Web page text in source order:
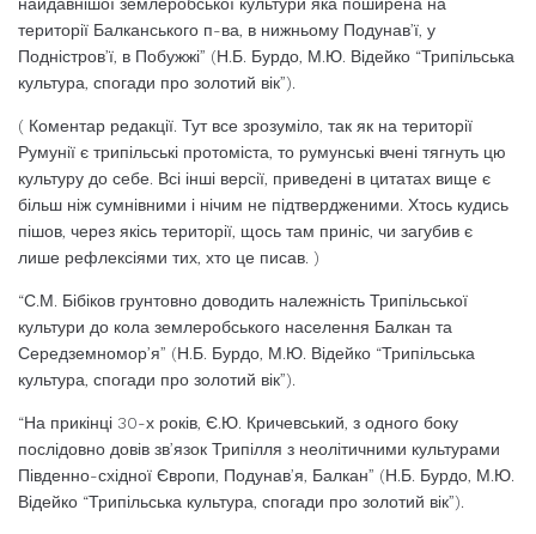
найдавнішої землеробської культури яка поширена на
території Балканського п-ва, в нижньому Подунав’ї, у
Подністров’ї, в Побужжі” (Н.Б. Бурдо, М.Ю. Відейко “Трипільська
культура, спогади про золотий вік”).
( Коментар редакції. Тут все зрозуміло, так як на території
Румунії є трипільські протоміста, то румунські вчені тягнуть цю
культуру до себе. Всі інші версії, приведені в цитатах вище є
більш ніж сумнівними і нічим не підтвердженими. Хтось кудись
пішов, через якісь території, щось там приніс, чи загубив є
лише рефлексіями тих, хто це писав. )
“С.М. Бібіков грунтовно доводить належність Трипільської
культури до кола землеробського населення Балкан та
Середземномор’я” (Н.Б. Бурдо, М.Ю. Відейко “Трипільська
культура, спогади про золотий вік”).
“На прикінці 30-х років, Є.Ю. Кричевський, з одного боку
послідовно довів зв’язок Трипілля з неолітичними культурами
Південно-східної Європи, Подунав’я, Балкан” (Н.Б. Бурдо, М.Ю.
Відейко “Трипільська культура, спогади про золотий вік”).